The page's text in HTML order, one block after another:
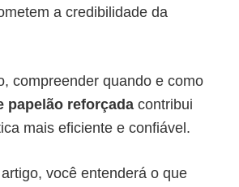
a credibilidade da
compreender quando e como
papelão reforçada contribui
mais eficiente e confiável.
você entenderá o que